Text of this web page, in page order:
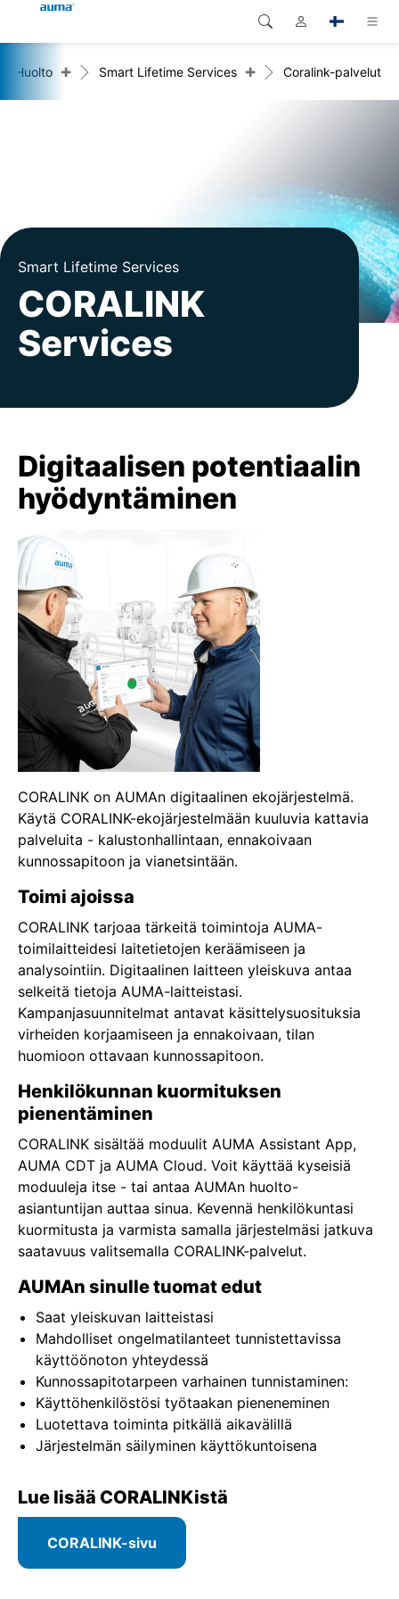
Tuotteet
Yritys
Yhteystiedot
Global
Pohjois-Amerikka
Haku
Huolto + Smart Lifetime Services + Coralink-palvelut
Smart Lifetime Services
CORALINK
Services
Digitaalisen potentiaalin
hyödyntäminen
CORALINK on AUMAn digitaalinen ekojärjestelmä.
Käytä CORALINK-ekojärjestelmään kuuluvia kattavia
palveluita - kalustonhallintaan, ennakoivaan
kunnossapitoon ja vianetsintään.
Toimi ajoissa
CORALINK tarjoaa tärkeitä toimintoja AUMA-
toimilaitteidesi laitetietojen keräämiseen ja
analysointiin. Digitaalinen laitteen yleiskuva antaa
selkeitä tietoja AUMA-laitteistasi.
Kampanjasuunnitelmat antavat käsittelysuosituksia
virheiden korjaamiseen ja ennakoivaan, tilan
huomioon ottavaan kunnossapitoon.
Henkilökunnan kuormituksen
pienentäminen
CORALINK sisältää moduulit AUMA Assistant App,
AUMA CDT ja AUMA Cloud. Voit käyttää kyseisiä
moduuleja itse - tai antaa AUMAn huolto-
asiantuntijan auttaa sinua. Kevennä henkilökuntasi
kuormitusta ja varmista samalla järjestelmäsi jatkuva
saatavuus valitsemalla CORALINK-palvelut.
AUMAn sinulle tuomat edut
Saat yleiskuvan laitteistasi
Mahdolliset ongelmatilanteet tunnistettavissa
käyttöönoton yhteydessä
Kunnossapitotarpeen varhainen tunnistaminen:
Käyttöhenkilöstösi työtaakan pieneneminen
Luotettava toiminta pitkällä aikavälillä
Järjestelmän säilyminen käyttökuntoisena
Lue lisää CORALINKistä
CORALINK-sivu